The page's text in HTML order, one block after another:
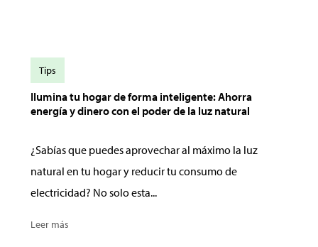
Ilumina tu hogar de forma inteligente: Ahorra
energía y dinero con el poder de la luz natural
¿Sabías que puedes aprovechar al máximo la luz
natural en tu hogar y reducir tu consumo de
electricidad? No solo esta...
Leer más
Tips